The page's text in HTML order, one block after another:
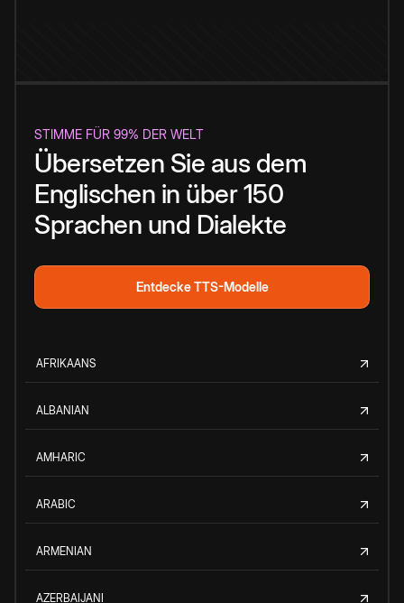
STIMME FÜR 99% DER WELT
Übersetzen Sie aus dem
Englischen in über 150
Sprachen und Dialekte
Entdecke TTS-Modelle
AFRIKAANS
ALBANIAN
AMHARIC
ARABIC
ARMENIAN
AZERBAIJANI